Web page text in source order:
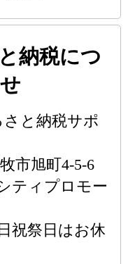
納税につ
と納税サポ
市旭町4-5-6
ティプロモー
祝祭日はお休